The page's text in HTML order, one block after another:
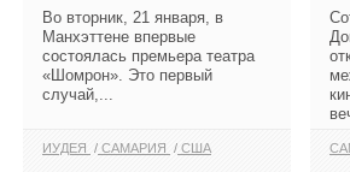
Во вторник, 21 января, в
Манхэттене впервые
состоялась премьера театра
«Шомрон». Это первый
случай,...
ИУДЕЯ САМАРИЯ США